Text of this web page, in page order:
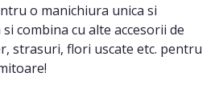
o manichiura unica si
combina cu alte accesorii de
strasuri, flori uscate etc. pentru